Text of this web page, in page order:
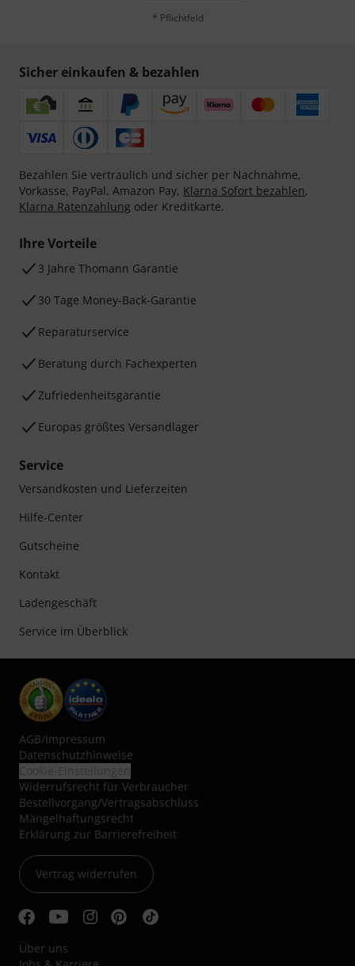
* Pflichtfeld
Sicher einkaufen & bezahlen
Bezahlen Sie vertraulich und sicher per Nachnahme,
Vorkasse, PayPal, Amazon Pay, Klarna Sofort bezahlen,
Klarna Ratenzahlung oder Kreditkarte.
Ihre Vorteile
3 Jahre Thomann Garantie
30 Tage Money-Back-Garantie
Reparaturservice
Beratung durch Fachexperten
Zufriedenheitsgarantie
Europas größtes Versandlager
Service
Versandkosten und Lieferzeiten
Hilfe-Center
Gutscheine
Kontakt
Ladengeschäft
Service im Überblick
AGB/Impressum
Datenschutzhinweise
Widerrufsrecht für Verbraucher
Bestellvorgang/Vertragsabschluss
Mängelhaftungsrecht
Erklärung zur Barrierefreiheit
Vertrag widerrufen
Über uns